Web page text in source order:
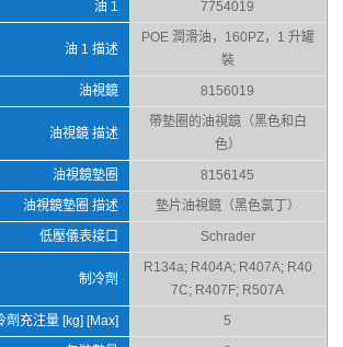
油 1
7754019
油 1 描述
POE 潤滑油，160PZ，1 升罐
裝
油視鏡
8156019
油視鏡 描述
帶墊圈的油視鏡（黑色和白
色）
油視鏡墊圈
8156145
油視鏡墊圈 描述
墊片油視鏡（黑色氯丁）
低壓儀表接口
Schrader
制冷劑
R134a; R404A; R407A; R40
7C; R407F; R507A
劑充注量 [kg] [Max]
5